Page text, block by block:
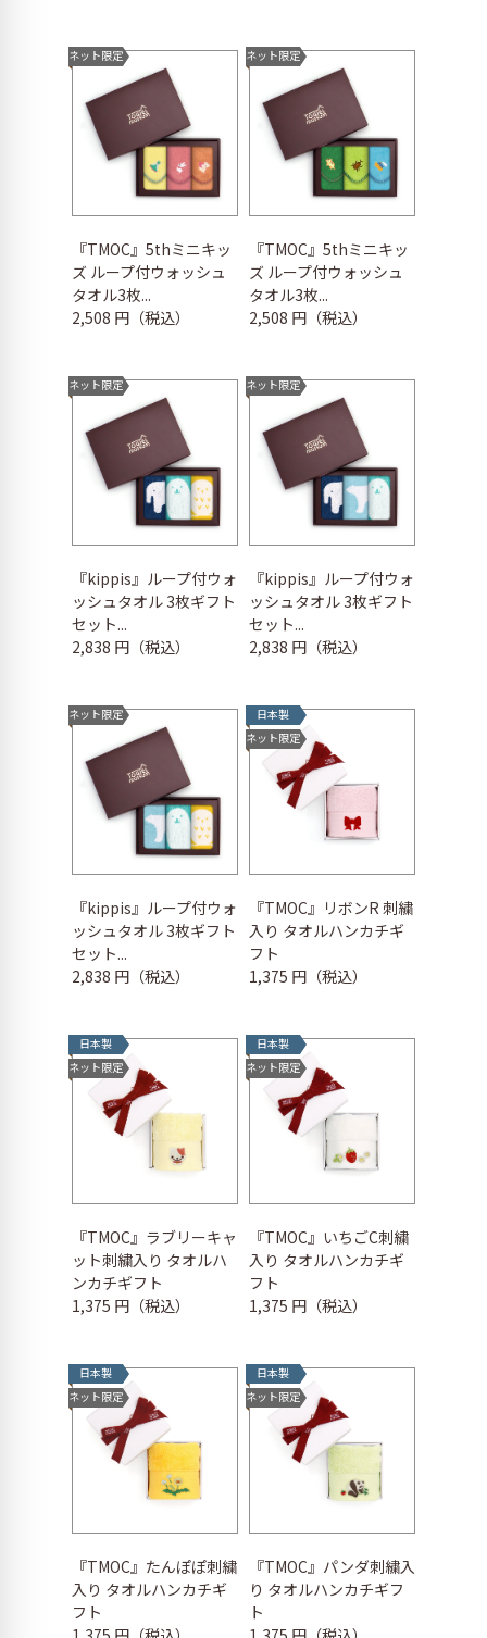
ネット限定
『TMOC』5thミニキッ
ズ ループ付ウォッシュ
タオル3枚...
2,508 円（税込）
ネット限定
『TMOC』5thミニキッ
ズ ループ付ウォッシュ
タオル3枚...
2,508 円（税込）
ネット限定
『kippis』ループ付ウォ
ッシュタオル 3枚ギフト
セット...
2,838 円（税込）
ネット限定
『kippis』ループ付ウォ
ッシュタオル 3枚ギフト
セット...
2,838 円（税込）
ネット限定
『kippis』ループ付ウォ
ッシュタオル 3枚ギフト
セット...
2,838 円（税込）
日本製
ネット限定
『TMOC』リボンR 刺繍
入り タオルハンカチギ
フト
1,375 円（税込）
日本製
ネット限定
『TMOC』ラブリーキャ
ット刺繍入り タオルハ
ンカチギフト
1,375 円（税込）
日本製
ネット限定
『TMOC』いちごC刺繍
入り タオルハンカチギ
フト
1,375 円（税込）
日本製
ネット限定
『TMOC』たんぽぽ刺繍
入り タオルハンカチギ
フト
日本製
ネット限定
『TMOC』パンダ刺繍入
り タオルハンカチギフ
ト